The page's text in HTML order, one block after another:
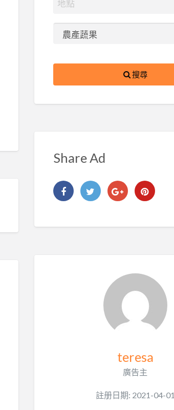
搜尋
Share Ad
teresa
廣告主
註册日期: 2021-04-01